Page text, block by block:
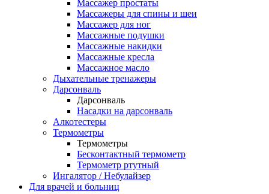
Массажер простаты
Массажеры для спины и шеи
Массажер для ног
Массажные подушки
Массажные накидки
Массажные кресла
Массажное масло
Дыхательные тренажеры
Дарсонваль
Дарсонваль
Насадки на дарсонваль
Алкотестеры
Термометры
Термометры
Бесконтактный термометр
Термометр ртутный
Ингалятор / Небулайзер
Для врачей и больниц